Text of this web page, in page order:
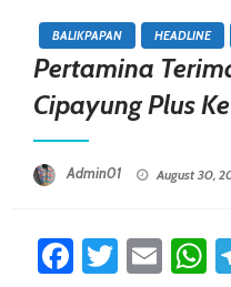
BALIKPAPAN HEADLINE
Pertamina
Cipayung Plus
Admin01 August 30,
Facebook
Twitter